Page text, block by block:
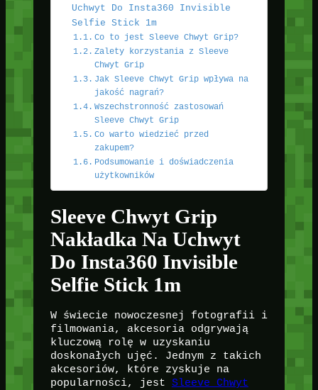
Uchwyt Do Insta360 Invisible
Selfie Stick 1m
Co to jest Sleeve Chwyt Grip?
Zalety korzystania z Sleeve
Chwyt Grip
Jak Sleeve Chwyt Grip wpływa na
jakość nagrań?
Wszechstronność zastosowań
Sleeve Chwyt Grip
Co warto wiedzieć przed
zakupem?
Podsumowanie i doświadczenia
użytkowników
Sleeve Chwyt Grip
Nakładka Na Uchwyt
Do Insta360 Invisible
Selfie Stick 1m
W świecie nowoczesnej fotografii i
filmowania, akcesoria odgrywają
kluczową rolę w uzyskaniu
doskonałych ujęć. Jednym z takich
akcesoriów, które zyskuje na
popularności, jest Sleeve Chwyt